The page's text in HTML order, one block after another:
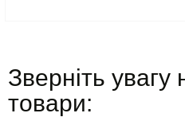
Зверніть увагу
товари: